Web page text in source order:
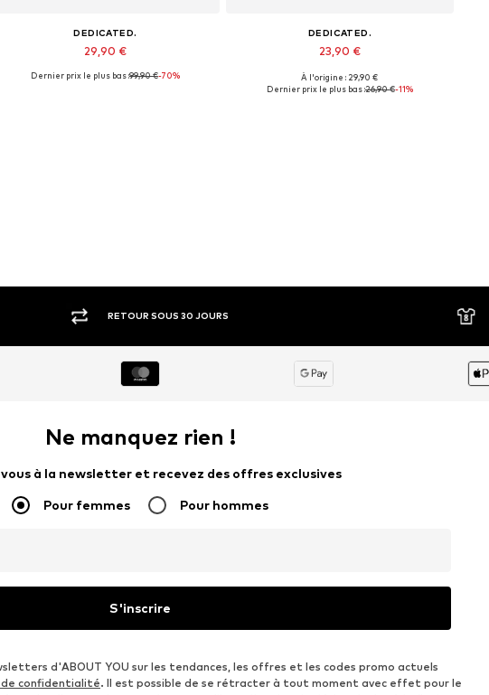
DEDICATED.
29,90 €
Tailles disponibles: 34, 36
Dernier prix le plus bas :99,90 €-70%
DEDICATED.
23,90 €
Tailles disponibles: 36, 38
À l'origine : 29,90 €
Dernier prix le plus bas :26,90 €-11%
RETOUR SOUS 30 JOURS
Ne manquez rien !
à la newsletter et recevez des offres exclusives
Pour femmes Pour hommes
S'inscrire
d'ABOUT YOU sur les tendances, les offres et les codes promo actuels
confidentialité. Il est possible de se rétracter à tout moment avec effet pour le